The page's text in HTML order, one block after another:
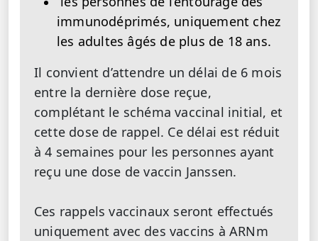
immunodéprimés, uniquement chez
les adultes âgés de plus de 18 ans.
Il convient d’attendre un délai de 6 mois
entre la dernière dose reçue,
complétant le schéma vaccinal initial, et
cette dose de rappel. Ce délai est réduit
à 4 semaines pour les personnes ayant
reçu une dose de vaccin Janssen.
Ces rappels vaccinaux seront effectués
uniquement avec des vaccins à ARNm